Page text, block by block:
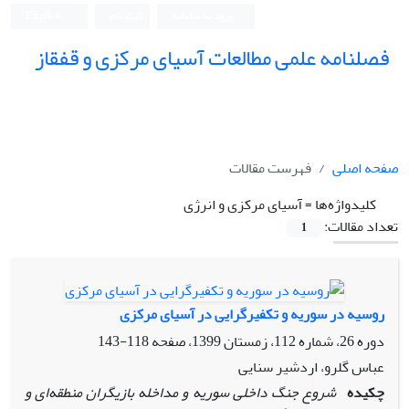
فصلنامه علمی مطالعات آسیای مرکزی و قفقاز
صفحه اصلی
فهرست مقالات
کلیدواژه‌ها =آسیای مرکزی و انرژی
تعداد مقالات:
1
روسیه در سوریه و تکفیرگرایی در آسیای مرکزی
دوره 26، شماره 112، زمستان 1399، صفحه
118-143
عباس گلرو، اردشیر سنایی
چکیده شروع جنگ داخلی سوریه و مداخله بازیگران منطقه‌ای و